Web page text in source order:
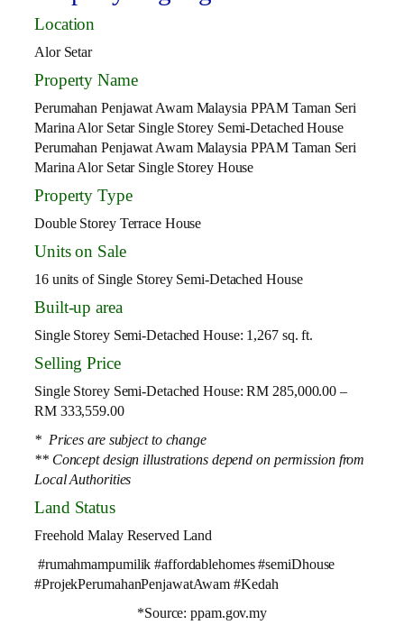
Location
Alor Setar
Property Name
Perumahan Penjawat Awam Malaysia PPAM Taman Seri
Marina Alor Setar Single Storey Semi-Detached House
Perumahan Penjawat Awam Malaysia PPAM Taman Seri
Marina Alor Setar Single Storey House
Property Type
Double Storey Terrace House
Units on Sale
16 units of Single Storey Semi-Detached House
Built-up area
Single Storey Semi-Detached House: 1,267 sq. ft.
Selling Price
Single Storey Semi-Detached House: RM 285,000.00 –
RM 333,559.00
* Prices are subject to change
** Concept design illustrations depend on permission from
Local Authorities
Land Status
Freehold Malay Reserved Land
#rumahmampumilik #affordablehomes #semiDhouse
#ProjekPerumahanPenjawatAwam #Kedah
*Source: ppam.gov.my